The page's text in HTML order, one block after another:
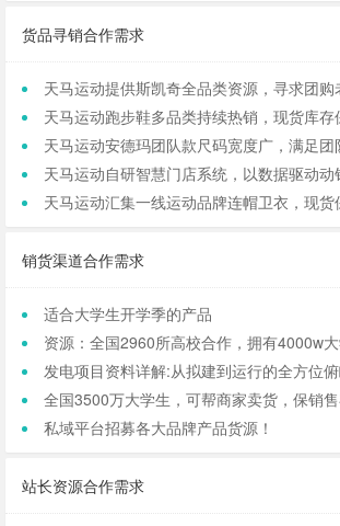
货品寻销合作需求
天马运动提供斯凯奇全品类资源，寻求团
天马运动跑步鞋多品类持续热销，现货库
天马运动安德玛团队款尺码宽度广，满足团队
天马运动自研智慧门店系统，以数据驱动动销管理，帮
天马运动汇集一线运动品牌连帽卫衣，现货保障支持快速
销货渠道合作需求
适合大学生开学季的产品
资源：全国2960所高校合作，拥有4000w大学生用户资源，8万+发底薪的校内学生团长，需求符
发电项目资料详解:从拟建到运行的全方位
全国3500万大学生，可帮商家卖货，保销售额，同时
私域平台招募各大品牌产品货源！
站长资源合作需求